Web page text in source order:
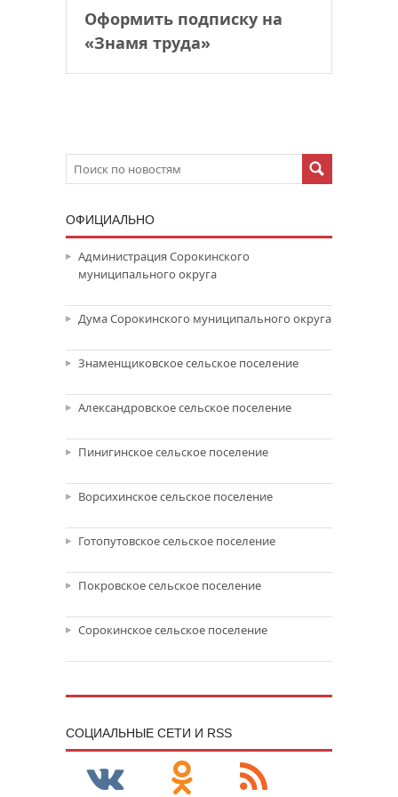
Оформить подписку на
«Знамя труда»
ОФИЦИАЛЬНО
Администрация Сорокинского
муниципального округа
Дума Сорокинского муниципального округа
Знаменщиковское сельское поселение
Александровское сельское поселение
Пинигинское сельское поселение
Ворсихинское сельское поселение
Готопутовское сельское поселение
Покровское сельское поселение
Сорокинское сельское поселение
CОЦИАЛЬНЫЕ СЕТИ И RSS